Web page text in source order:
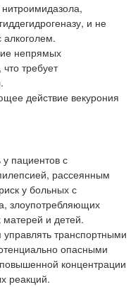
и не
непрямых
требует
действие векурония
пациентов с
рассеянным
у больных с
злоупотребляющих
и детей.
транспортными
опасными
концентрации
реакций.